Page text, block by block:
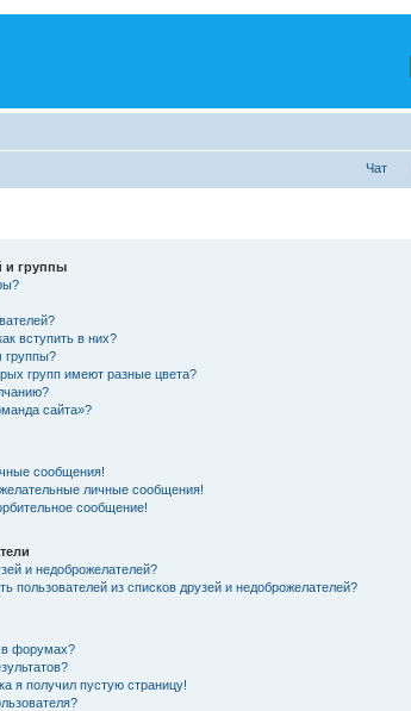
Чат
и группы
вступить в них?
группы?
групп имеют разные цвета?
сайта»?
сообщения!
личные сообщения!
сообщение!
и недоброжелателей?
пользователей из списков друзей и недоброжелателей?
в форумах?
я получил пустую страницу!